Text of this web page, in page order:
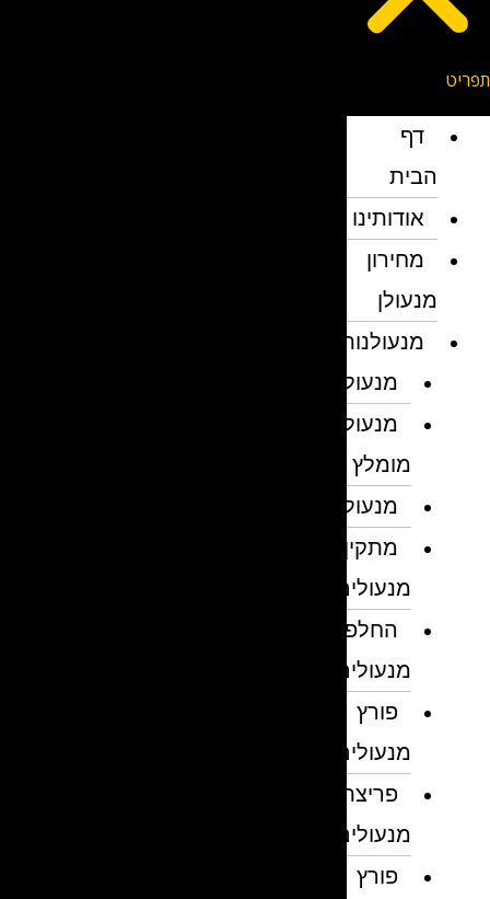
דף
הבית
אודותינו
מחירון
מנעולן
מנעולנות
מנעולן
מנעולן
מומלץ
מנעולנים
מתקין
מנעולים
החלפת
מנעולים
פורץ
מנעולים
פריצת
מנעולים
פורץ